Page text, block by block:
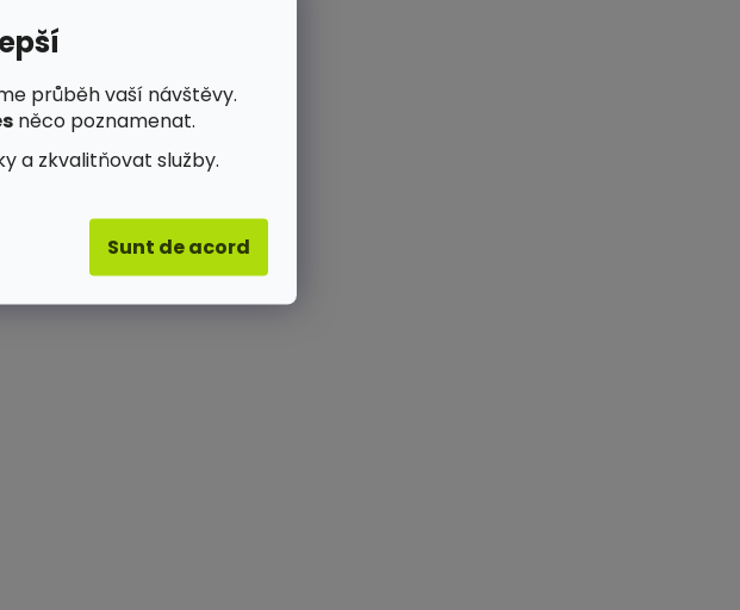
průběh vaší návštěvy.
něco poznamenat.
a zkvalitňovat služby.
Sunt de acord